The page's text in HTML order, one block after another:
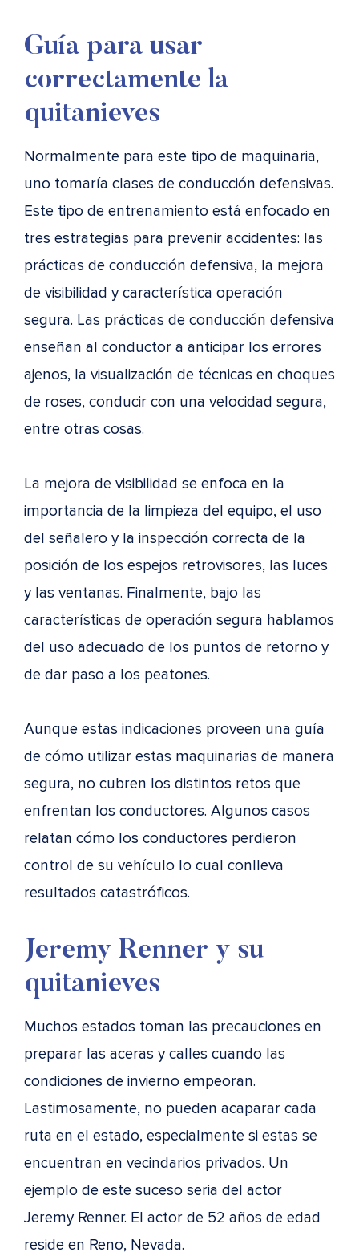
Guía para usar
correctamente la
quitanieves
Normalmente para este tipo de maquinaria,
uno tomaría clases de conducción defensivas.
Este tipo de entrenamiento está enfocado en
tres estrategias para prevenir accidentes: las
prácticas de conducción defensiva, la mejora
de visibilidad y característica operación
segura. Las prácticas de conducción defensiva
enseñan al conductor a anticipar los errores
ajenos, la visualización de técnicas en choques
de roses, conducir con una velocidad segura,
entre otras cosas.
La mejora de visibilidad se enfoca en la
importancia de la limpieza del equipo, el uso
del señalero y la inspección correcta de la
posición de los espejos retrovisores, las luces
y las ventanas. Finalmente, bajo las
características de operación segura hablamos
del uso adecuado de los puntos de retorno y
de dar paso a los peatones.
Aunque estas indicaciones proveen una guía
de cómo utilizar estas maquinarias de manera
segura, no cubren los distintos retos que
enfrentan los conductores. Algunos casos
relatan cómo los conductores perdieron
control de su vehículo lo cual conlleva
resultados catastróficos.
Jeremy Renner y su
quitanieves
Muchos estados toman las precauciones en
preparar las aceras y calles cuando las
condiciones de invierno empeoran.
Lastimosamente, no pueden acaparar cada
ruta en el estado, especialmente si estas se
encuentran en vecindarios privados. Un
ejemplo de este suceso seria del actor
Jeremy Renner. El actor de 52 años de edad
reside en Reno, Nevada.